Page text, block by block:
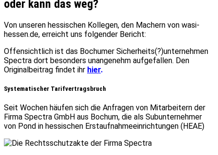
oder kann das weg?
Von unseren hessischen Kollegen, den Machern von wasi-
hessen.de, erreicht uns folgender Bericht:
Offensichtlich ist das Bochumer Sicherheits(?)unternehmen
Spectra dort besonders unangenehm aufgefallen. Den
Originalbeitrag findet ihr hier.
Systematischer Tarifvertragsbruch
Seit Wochen häufen sich die Anfragen von Mitarbeitern der
Firma Spectra GmbH aus Bochum, die als Subunternehmer
von Pond in hessischen Erstaufnahmeeinrichtungen (HEAE)